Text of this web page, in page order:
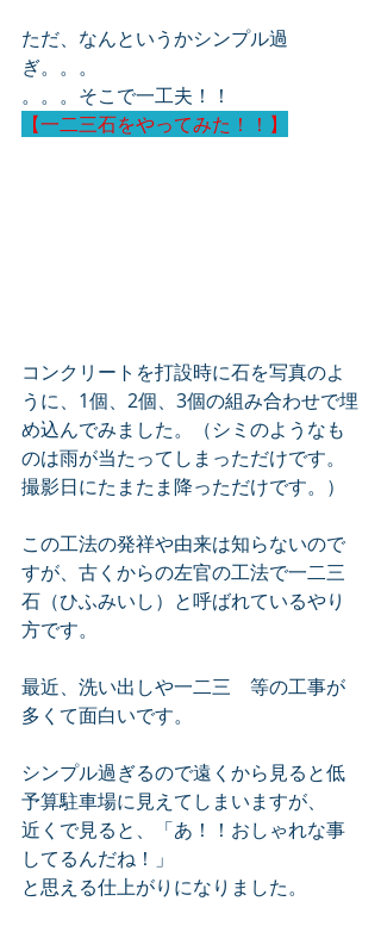
ただ、なんというかシンプル過
ぎ。。。
。。。そこで一工夫！！
【一二三石をやってみた！！】
コンクリートを打設時に石を写真のよ
うに、1個、2個、3個の組み合わせで埋
め込んでみました。（シミのようなも
のは雨が当たってしまっただけです。
撮影日にたまたま降っただけです。）
この工法の発祥や由来は知らないので
すが、古くからの左官の工法で一二三
石（ひふみいし）と呼ばれているやり
方です。
最近、洗い出しや一二三　等の工事が
多くて面白いです。
シンプル過ぎるので遠くから見ると低
予算駐車場に見えてしまいますが、
近くで見ると、「あ！！おしゃれな事
してるんだね！」
と思える仕上がりになりました。